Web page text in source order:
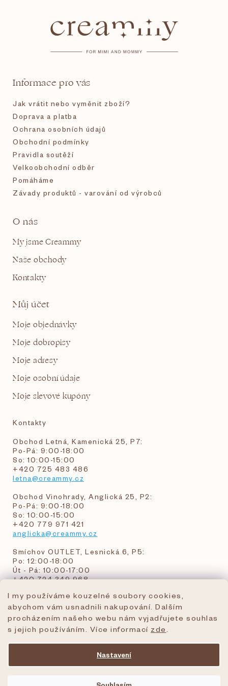
I my používáme kouzelné soubory cookies,
abychom vám usnadnili nakupování. Dalším
procházením našeho webu nám vyjadřujete souhlas
s jejich používáním. Více informací zde
Nastavení
Informace pro vás
Jak vrátit nebo vyměnit zboží?
Doprava a platba
Ochrana osobních údajů
Obchodní podmínky
Pravidla soutěží
Velkoobchodní odběr
Pomáháme
Závady produktů - varování od výrobců
O nás
My jsme Creammy
Naše obchody
Kontakty
Můj účet
Moje objednávky
Moje dobropisy
Moje adresy
Moje osobní údaje
Moje slevové kupóny
Kontakty
Obchod Letná, Kamenická 25, P7:
Po-Pá: 9:00-18:00
So: 10:00-15:00
+420 725 483 486
letna@creammy.cz
Obchod Vinohrady, Anglická 25, P2:
Po-Pá: 9:00-18:00
So: 10:00-15:00
+420 779 971 421
anglicka@creammy.cz
Smíchov OUTLET, Lesnická 6, P5:
Po: 12:00-18:00
Út - Pá: 10:00-17:00
+420 724 349 968
objednavky@creammy.cz
tel:+420 724 349 968